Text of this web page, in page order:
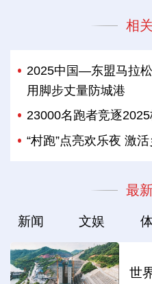
相
2025中国—东盟马拉
用脚步丈量防城港
23000名跑者竞逐
“村跑”点亮欢乐夜 激
最
新闻 文娱
世